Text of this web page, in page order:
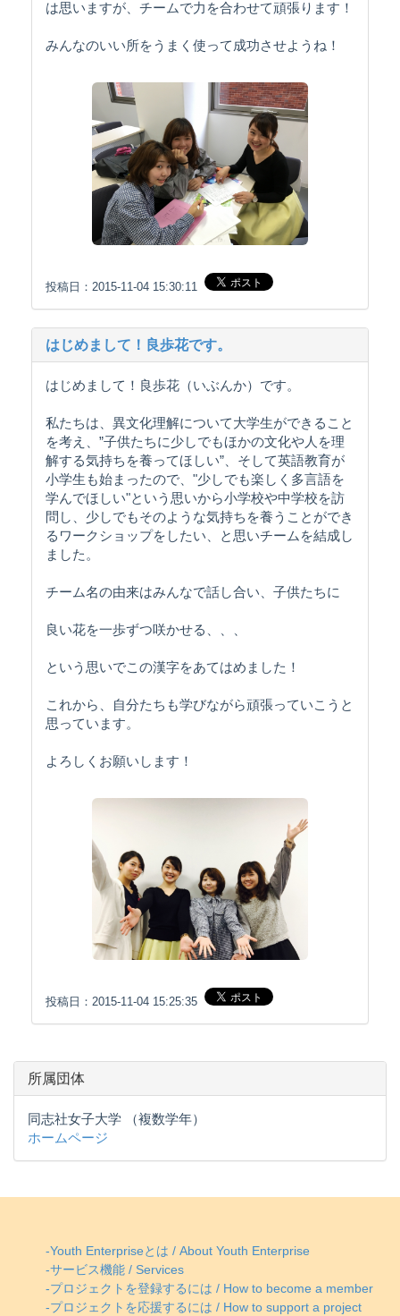
は思いますが、チームで力を合わせて頑張ります！
みんなのいい所をうまく使って成功させようね！
投稿日：2015-11-04 15:30:11
はじめまして！良歩花です。
はじめまして！良歩花（いぶんか）です。
私たちは、異文化理解について大学生ができること
を考え、”子供たちに少しでもほかの文化や人を理
解する気持ちを養ってほしい”、そして英語教育が
小学生も始まったので、"少しでも楽しく多言語を
学んでほしい"という思いから小学校や中学校を訪
問し、少しでもそのような気持ちを養うことができ
るワークショップをしたい、と思いチームを結成し
ました。
チーム名の由来はみんなで話し合い、子供たちに
良い花を一歩ずつ咲かせる、、、
という思いでこの漢字をあてはめました！
これから、自分たちも学びながら頑張っていこうと
思っています。
よろしくお願いします！
投稿日：2015-11-04 15:25:35
所属団体
同志社女子大学 （複数学年）
ホームページ
-Youth Enterpriseとは / About Youth Enterprise
-サービス機能 / Services
-プロジェクトを登録するには / How to become a member
-プロジェクトを応援するには / How to support a project